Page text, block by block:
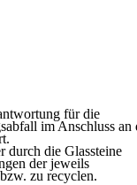
für die
im Anschluss an
durch die Glassteine
der jeweils
zu recyclen.